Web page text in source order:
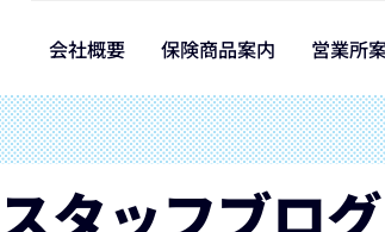
会社概要 保険商品案内 営業所
スタッフブログ